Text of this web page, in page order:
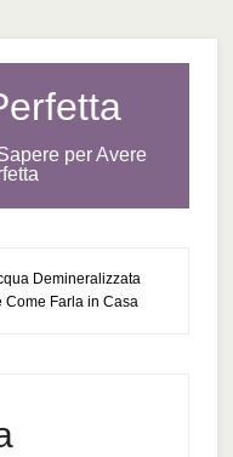
per Avere
Demineralizzata
Come Farla in Casa